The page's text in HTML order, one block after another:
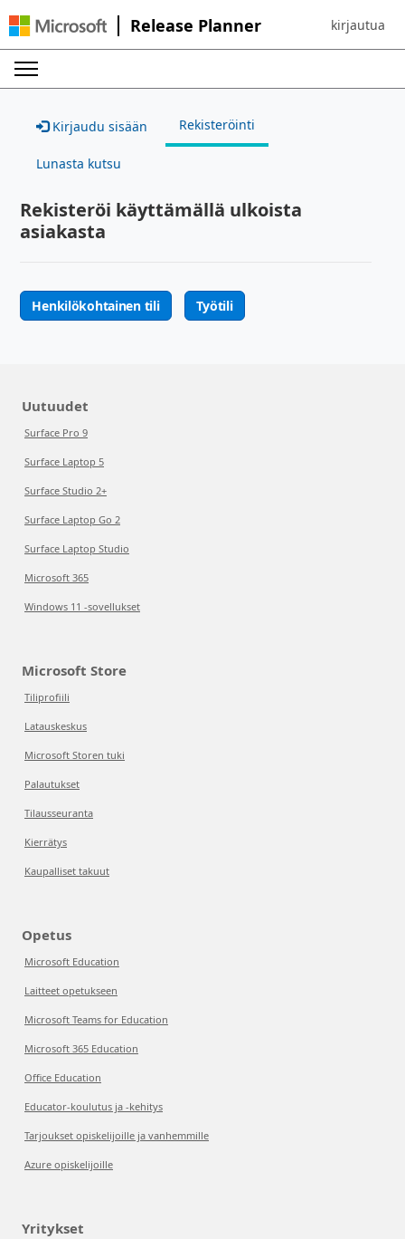
Release Planner Sign in to
kirjautua
Kirjaudu sisään Rekisteröinti
Lunasta kutsu
Rekisteröi käyttämällä ulkoista
asiakasta
Henkilökohtainen tili Työtili
Uutuudet
Surface Pro 9
Surface Laptop 5
Surface Studio 2+
Surface Laptop Go 2
Surface Laptop Studio
Microsoft 365
Windows 11 -sovellukset
Microsoft Store
Tiliprofiili
Latauskeskus
Microsoft Storen tuki
Palautukset
Tilausseuranta
Kierrätys
Kaupalliset takuut
Opetus
Microsoft Education
Laitteet opetukseen
Microsoft Teams for Education
Microsoft 365 Education
Office Education
Educator-koulutus ja -kehitys
Tarjoukset opiskelijoille ja vanhemmille
Azure opiskelijoille
Yritykset